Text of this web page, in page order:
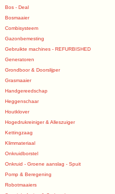
Bos - Deal
Bosmaaier
Combisysteem
Gazonbemesting
Gebruikte machines - REFURBISHED
Generatoren
Grondboor & Doorslijper
Grasmaaier
Handgereedschap
Heggenschaar
Houtklover
Hogedrukreiniger & Alleszuiger
Kettingzaag
Klimmateriaal
Onkruidborstel
Onkruid - Groene aanslag - Spuit
Pomp & Beregening
Robotmaaiers